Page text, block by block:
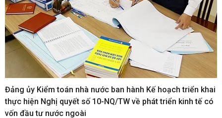
Đảng ủy Kiểm toán nhà nước ban hành Kế hoạch triển khai
thực hiện Nghị quyết số 10-NQ/TW về phát triển kinh tế có
vốn đầu tư nước ngoài